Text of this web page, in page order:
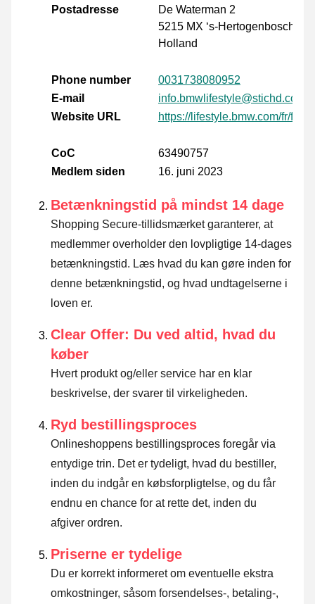
Postadresse
De Waterman 2
5215 MX ‘s-Hertogenbosch
Holland
Phone number
0031738080952
E-mail
info.bmwlifestyle@stichd.com
Website URL
https://lifestyle.bmw.com/fr/fr/
CoC
63490757
Medlem siden
16. juni 2023
Betænkningstid på mindst 14 dage
Shopping Secure-tillidsmærket garanterer, at
medlemmer overholder den lovpligtige 14-dages
betænkningstid. Læs hvad du kan gøre inden for
denne betænkningstid, og hvad undtagelserne i
loven er.
Clear Offer: Du ved altid, hvad du
køber
Hvert produkt og/eller service har en klar
beskrivelse, der svarer til virkeligheden.
Ryd bestillingsproces
Onlineshoppens bestillingsproces foregår via
entydige trin. Det er tydeligt, hvad du bestiller,
inden du indgår en købsforpligtelse, og du får
endnu en chance for at rette det, inden du
afgiver ordren.
Priserne er tydelige
Du er korrekt informeret om eventuelle ekstra
omkostninger, såsom forsendelses-, betaling-,